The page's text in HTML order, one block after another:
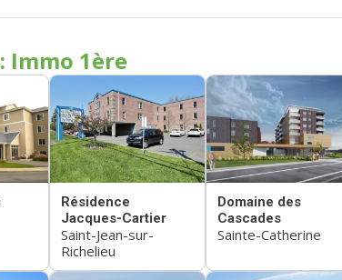
Immo 1ère
Résidence
Jacques-Cartier
Saint-Jean-sur-
Richelieu
Domaine des
Cascades
Sainte-Catherine